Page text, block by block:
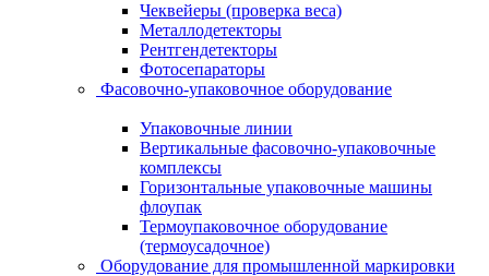
Чеквейеры (проверка веса)
Металлодетекторы
Рентгендетекторы
Фотосепараторы
Фасовочно-упаковочное оборудование
Упаковочные линии
Вертикальные фасовочно-упаковочные
комплексы
Горизонтальные упаковочные машины
флоупак
Термоупаковочное оборудование
(термоусадочное)
Оборудование для промышленной маркировки